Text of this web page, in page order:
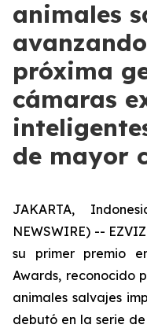
animales
próxima
cámaras
de mayor
JAKARTA,
NEWSWIRE) --
su primer premio
Awards, reconocido
animales salvajes
debutó en la serie